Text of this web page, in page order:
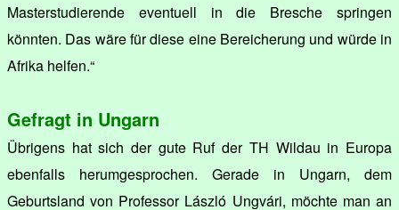
Masterstudierende eventuell in die Bresche springen
könnten. Das wäre für diese eine Bereicherung und würde in
Afrika helfen.“
Gefragt in Ungarn
Übrigens hat sich der gute Ruf der TH Wildau in Europa
ebenfalls herumgesprochen. Gerade in Ungarn, dem
Geburtsland von Professor László Ungvári, möchte man an